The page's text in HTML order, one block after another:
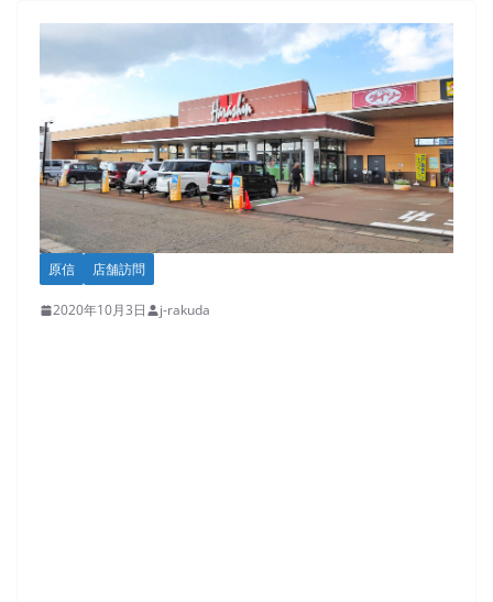
原信 店舗訪問
2020年10月3日 j-rakuda